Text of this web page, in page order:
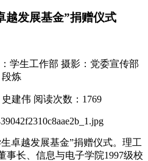
越发展基金”捐赠仪式
学生工作部 摄影：党委宣传部
段炼
建伟 阅读次数： 1769
卓越发展基金”捐赠仪式。理工
事长、信息与电子学院1997级校